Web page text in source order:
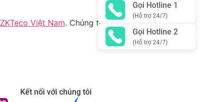
ZKTeco Việt Nam. Chúng tôi luôn sẵn
Kết nối với chúng tôi
Gọi Hotline 1
(Hỗ trợ 24/7)
Gọi Hotline 2
(Hỗ trợ 24/7)